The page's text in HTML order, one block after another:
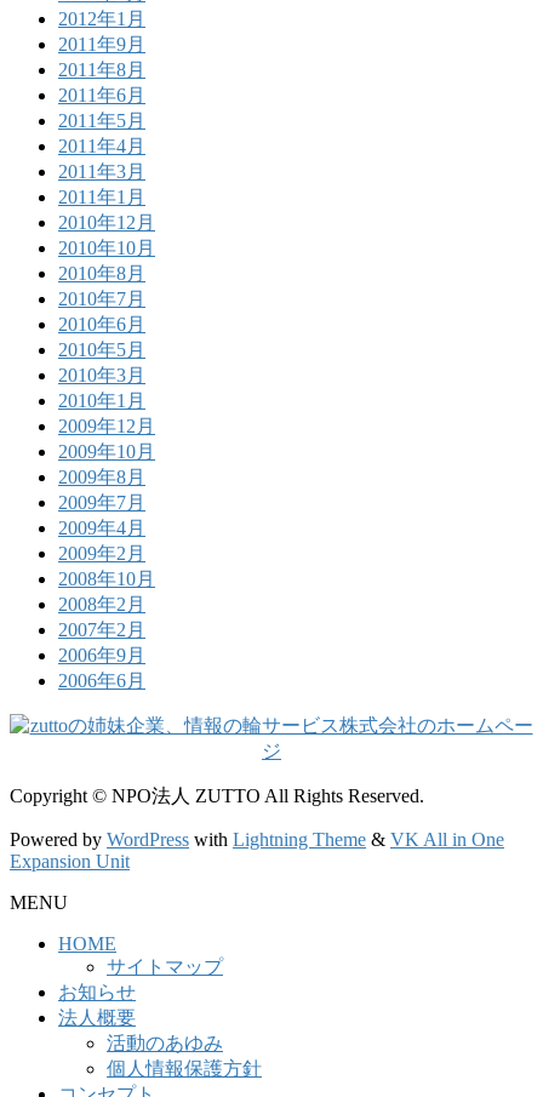
2012年1月
2011年9月
2011年8月
2011年6月
2011年5月
2011年4月
2011年3月
2011年1月
2010年12月
2010年10月
2010年8月
2010年7月
2010年6月
2010年5月
2010年3月
2010年1月
2009年12月
2009年10月
2009年8月
2009年7月
2009年4月
2009年2月
2008年10月
2008年2月
2007年2月
2006年9月
2006年6月
Copyright © NPO法人 ZUTTO All Rights Reserved.
Powered by WordPress with Lightning Theme & VK All in One
Expansion Unit
MENU
HOME
サイトマップ
お知らせ
法人概要
活動のあゆみ
個人情報保護方針